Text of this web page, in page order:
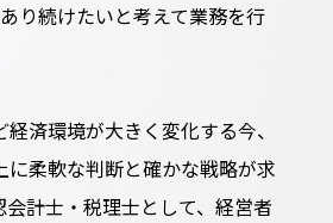
り続けたいと考えて業務を行
済環境が大きく変化する今、
柔軟な判断と確かな戦略が求
計士・税理士として、経営者